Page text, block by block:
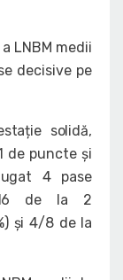
LNBM medii
decisive pe
solidă,
de puncte și
4 pase
16 de la 2
și 4/8 de la